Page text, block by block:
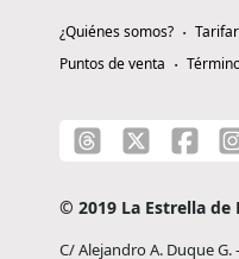
¿Quiénes somos?
Puntos de venta
© 2019 La Estrella de
C/ Alejandro A. Duque G.